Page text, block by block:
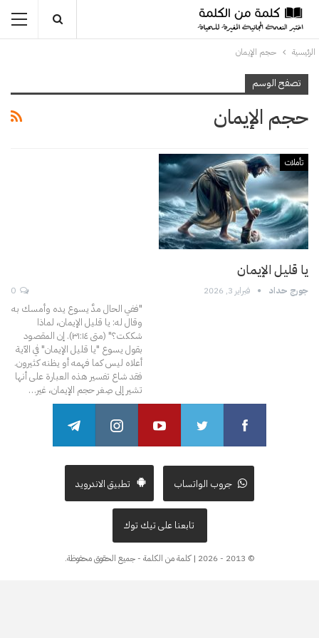
الرئيسية حجم الإيمان
تصفح الوسم
حجم الإيمان
تأملات
يا قليل الإيمان
جورج حداد فبراير 3, 2026
"ففي الحال مدَّ يسوع يده وأمسك به
وقال له: يا قليل الإيمان، لماذا
شككت؟" (متى ٣١:١٤).
إن المقصود
بقول يسوع "يا قليل الإيمان" في الآية
أعلاه ليس كما فهمه أو يظنه كثيرون.
فقد شاع تفسير هذه العبارة على أنها
تشير إلى صِغر حجم الإيمان، غير…
جروب الواتساب تطبيق الاندرويد
تابعنا على تيك توك
© 2013 - 2026 | كلمة من الكلمة - جميع الحقوق محفوظة.